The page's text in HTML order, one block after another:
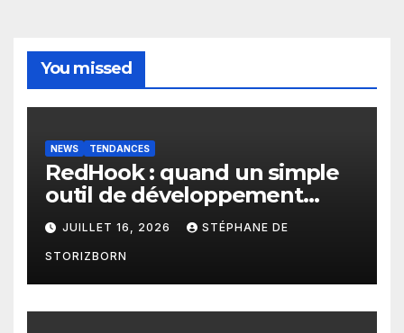
You missed
NEWS TENDANCES
RedHook : quand un simple
outil de développement
Android devient une porte
d’entrée pour les
cybercriminels
JUILLET 16, 2026 STÉPHANE DE
STORIZBORN